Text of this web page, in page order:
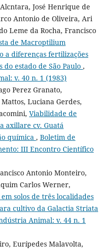
José Henrique de
Antonio de Oliveira, Ari
Leme da Rocha, Francisco
de Macroptilium
a diferenças fertilizações
estado de São Paulo ,
v. 40 n. 1 (1983)
Perez Granato,
Luciana Gerdes,
Viabilidade de
axillare cv. Guatá
química , Boletim de
III Encontro Científico
Antonio Monteiro,
Carlos Werner,
solos de três localidades
cultivo da Galactia Striata
Animal: v. 44 n. 1
Eurípedes Malavolta,